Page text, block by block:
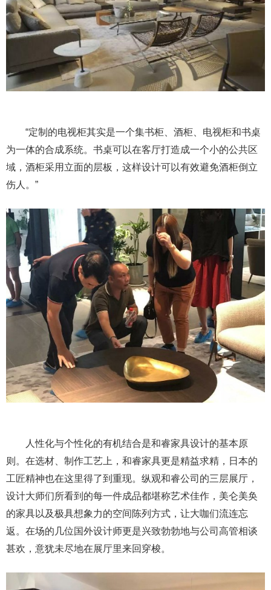
“定制的电视柜其实是一个集书柜、酒柜、电视柜和书桌
为一体的合成系统。书桌可以在客厅打造成一个小的公共区
域，酒柜采用立面的层板，这样设计可以有效避免酒柜倒立
伤人。”
人性化与个性化的有机结合是和睿家具设计的基本原
则。在选材、制作工艺上，和睿家具更是精益求精，日本的
工匠精神也在这里得了到重现。纵观和睿公司的三层展厅，
设计大师们所看到的每一件成品都堪称艺术佳作，美仑美奂
的家具以及极具想象力的空间陈列方式，让大咖们流连忘
返。在场的几位国外设计师更是兴致勃勃地与公司高管相谈
甚欢，意犹未尽地在展厅里来回穿梭。